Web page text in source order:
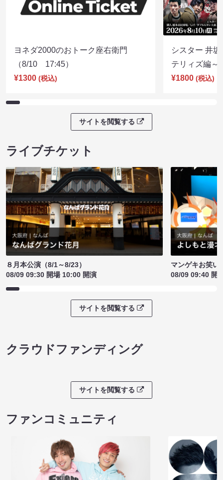
ヨネダ2000のおトーク座右衛門
（8/10 17:45）
¥1300 (税込)
シスター 井
テリィズ編
¥1800 (税込)
サイトを閲覧する
ライブチケット
８月本公演（8/1～8/23）
08/09 09:30 開場 10:00 開演
マンゲキお笑い
08/09 09:40 開
サイトを閲覧する
クラウドファンディング
サイトを閲覧する
ファンコミュニティ